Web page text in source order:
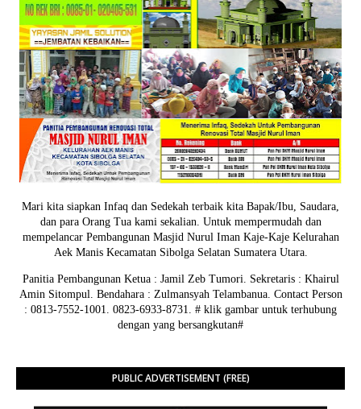
Mari kita siapkan Infaq dan Sedekah terbaik kita Bapak/Ibu, Saudara,
dan para Orang Tua kami sekalian. Untuk mempermudah dan
mempelancar Pembangunan Masjid Nurul Iman Kaje-Kaje Kelurahan
Aek Manis Kecamatan Sibolga Selatan Sumatera Utara.
Panitia Pembangunan Ketua : Jamil Zeb Tumori. Sekretaris : Khairul
Amin Sitompul. Bendahara : Zulmansyah Telambanua. Contact Person
: 0813-7552-1001. 0823-6933-8731. # klik gambar untuk terhubung
dengan yang bersangkutan#
PUBLIC ADVERTISEMENT (FREE)